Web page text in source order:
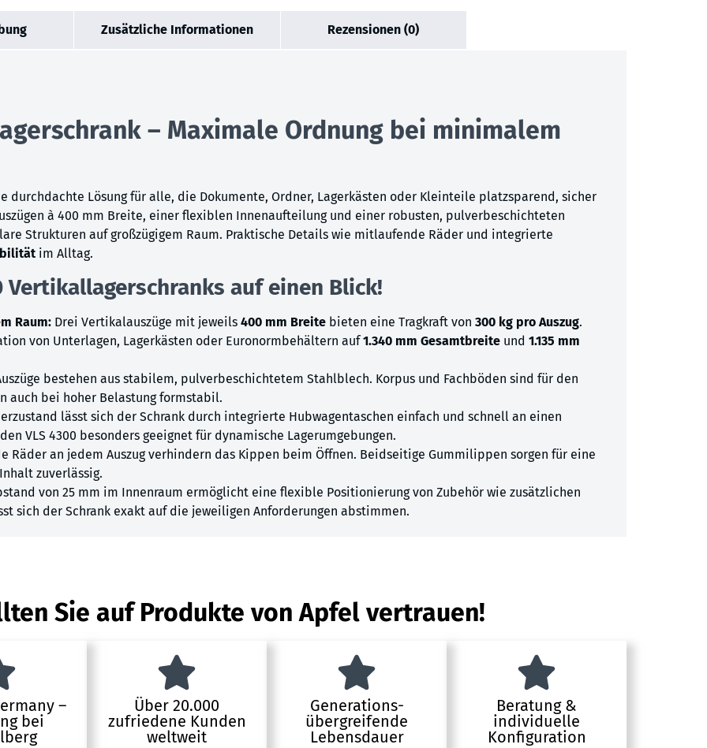
Zusätzliche Informationen Rezensionen (0)
– Maximale Ordnung bei minimalem
durchdachte Lösung für alle, die Dokumente, Ordner, Lagerkästen oder Kleinteile platzsparend, sicher
à 400 mm Breite, einer flexiblen Innenaufteilung und einer robusten, pulverbeschichteten
Strukturen auf großzügigem Raum. Praktische Details wie mitlaufende Räder und integrierte
im Alltag.
Vertikallagerschranks auf einen Blick!
Raum: Drei Vertikalauszüge mit jeweils 400 mm Breite bieten eine Tragkraft von 300 kg pro Auszug.
von Unterlagen, Lagerkästen oder Euronormbehältern auf1.340 mm Gesamtbreite und 1.135 mm
bestehen aus stabilem, pulverbeschichtetem Stahlblech. Korpus und Fachböden sind für den
auch bei hoher Belastung formstabil.
lässt sich der Schrank durch integrierte Hubwagentaschen einfach und schnell an einen
VLS 4300 besonders geeignet für dynamische Lagerumgebungen.
Räder an jedem Auszug verhindern das Kippen beim Öffnen. Beidseitige Gummilippen sorgen für eine
zuverlässig.
von 25 mm im Innenraum ermöglicht eine flexible Positionierung von Zubehör wie zusätzlichen
sich der Schrank exakt auf die jeweiligen Anforderungen abstimmen.
Sie auf Produkte von Apfel vertrauen!
–
bei
Über 20.000
zufriedene Kunden
weltweit
Generations-
übergreifende
Lebensdauer
Beratung &
individuelle
Konfiguration